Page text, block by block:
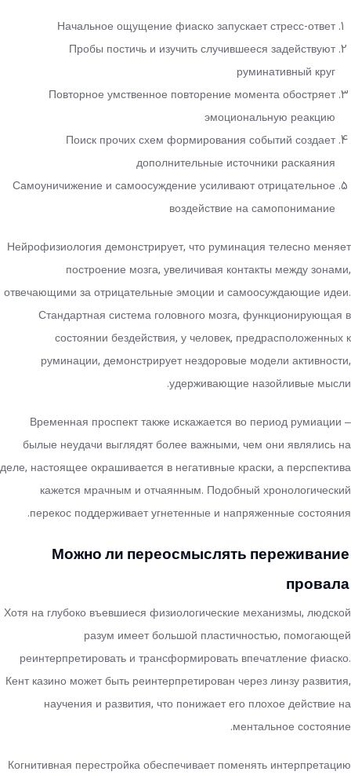
Начальное ощущение фиаско запускает стресс-ответ
Пробы постичь и изучить случившееся задействуют
руминативный круг
Повторное умственное повторение момента обостряет
эмоциональную реакцию
Поиск прочих схем формирования событий создает
дополнительные источники раскаяния
Самоуничижение и самоосуждение усиливают отрицательное
воздействие на самопонимание
Нейрофизиология демонстрирует, что руминация телесно меняет
построение мозга, увеличивая контакты между зонами,
отвечающими за отрицательные эмоции и самоосуждающие идеи.
Стандартная система головного мозга, функционирующая в
состоянии бездействия, у человек, предрасположенных к
руминации, демонстрирует нездоровые модели активности,
удерживающие назойливые мысли.
Временная проспект также искажается во период румиации –
былые неудачи выглядят более важными, чем они являлись на
деле, настоящее окрашивается в негативные краски, а перспектива
кажется мрачным и отчаянным. Подобный хронологический
перекос поддерживает угнетенные и напряженные состояния.
Можно ли переосмыслять переживание
провала
Хотя на глубоко въевшиеся физиологические механизмы, людской
разум имеет большой пластичностью, помогающей
реинтерпретировать и трансформировать впечатление фиаско.
Кент казино может быть реинтерпретирован через линзу развития,
научения и развития, что понижает его плохое действие на
ментальное состояние.
Когнитивная перестройка обеспечивает поменять интерпретацию